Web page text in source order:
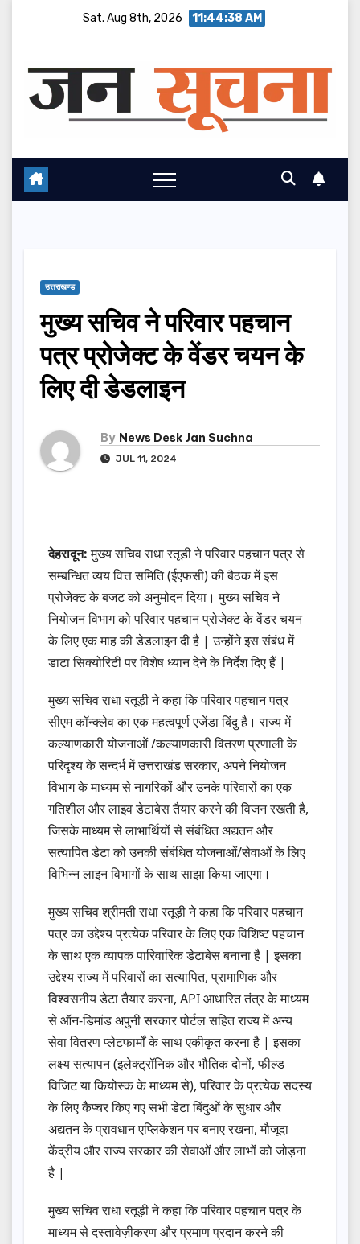
Sat. Aug 8th, 2026 11:44:39 AM
उत्तराखण्ड
मुख्य सचिव ने परिवार पहचान
पत्र प्रोजेक्ट के वेंडर चयन के
लिए दी डेडलाइन
By News Desk Jan Suchna
JUL 11, 2024
देहरादून:मुख्य सचिव राधा रतूडी ने परिवार पहचान पत्र से
सम्बन्धित व्यय वित्त समिति (ईएफसी) की बैठक में इस
प्रोजेक्ट के बजट को अनुमोदन दिया। मुख्य सचिव ने
नियोजन विभाग को परिवार पहचान प्रोजेक्ट के वेंडर चयन
के लिए एक माह की डेडलाइन दी है | उन्होंने इस संबंध में
डाटा सिक्योरिटी पर विशेष ध्यान देने के निर्देश दिए हैं |
मुख्य सचिव राधा रतूड़ी ने कहा कि परिवार पहचान पत्र
सीएम कॉन्क्लेव का एक महत्वपूर्ण एजेंडा बिंदु है। राज्य में
कल्याणकारी योजनाओं /कल्याणकारी वितरण प्रणाली के
परिदृश्य के सन्दर्भ में उत्तराखंड सरकार, अपने नियोजन
विभाग के माध्यम से नागरिकों और उनके परिवारों का एक
गतिशील और लाइव डेटाबेस तैयार करने की विजन रखती है,
जिसके माध्यम से लाभार्थियों से संबंधित अद्यतन और
सत्यापित डेटा को उनकी संबंधित योजनाओं/सेवाओं के लिए
विभिन्न लाइन विभागों के साथ साझा किया जाएगा।
मुख्य सचिव श्रीमती राधा रतूड़ी ने कहा कि परिवार पहचान
पत्र का उद्देश्य प्रत्येक परिवार के लिए एक विशिष्ट पहचान
के साथ एक व्यापक पारिवारिक डेटाबेस बनाना है | इसका
उद्देश्य राज्य में परिवारों का सत्यापित, प्रामाणिक और
विश्वसनीय डेटा तैयार करना, API आधारित तंत्र के माध्यम
से ऑन-डिमांड अपुनी सरकार पोर्टल सहित राज्य में अन्य
सेवा वितरण प्लेटफार्मों के साथ एकीकृत करना है | इसका
लक्ष्य सत्यापन (इलेक्ट्रॉनिक और भौतिक दोनों, फील्ड
विजिट या कियोस्क के माध्यम से), परिवार के प्रत्येक सदस्य
के लिए कैप्चर किए गए सभी डेटा बिंदुओं के सुधार और
अद्यतन के प्रावधान एप्लिकेशन पर बनाए रखना, मौजूदा
केंद्रीय और राज्य सरकार की सेवाओं और लाभों को जोड़ना
है |
मुख्य सचिव राधा रतूड़ी ने कहा कि परिवार पहचान पत्र के
माध्यम से दस्तावेज़ीकरण और प्रमाण प्रदान करने की